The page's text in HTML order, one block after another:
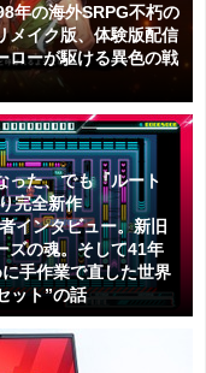
年の海外SRPG不朽の
メイク版、体験版配信
ローが駆ける異色の戦
った、でも『ルート
完全新作
インタビュー。新旧
ズの魂。そして41年
手作業で直した世界
ット”の話